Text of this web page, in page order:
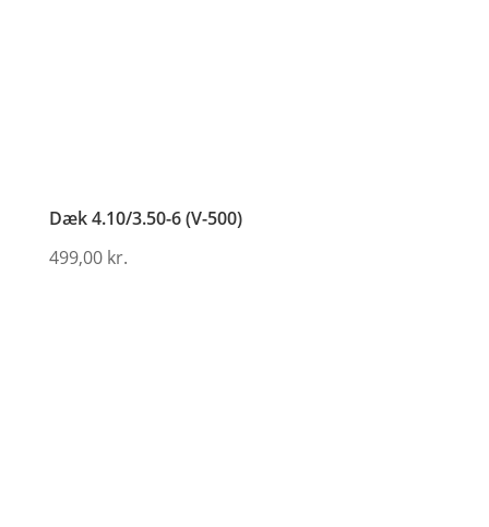
Dæk 4.10/3.50-6 (V-500)
499,00 kr.